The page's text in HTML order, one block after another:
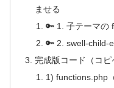
ませる
🔑 1. 子テーマの
🔑 2. swell-child-
完成版コード（コピ
1) functions.php